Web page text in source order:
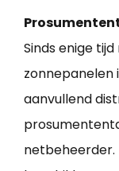
Sinds enige
zonnepanelen
aanvullend
netbeheerder.